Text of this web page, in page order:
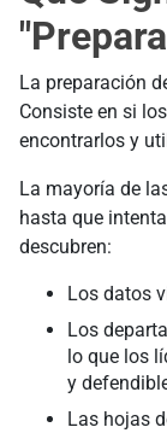
La preparación
Consiste en si
encontrarlos y
La mayoría de
hasta que
descubren:
Los datos
Los
lo que los
y
Las hojas